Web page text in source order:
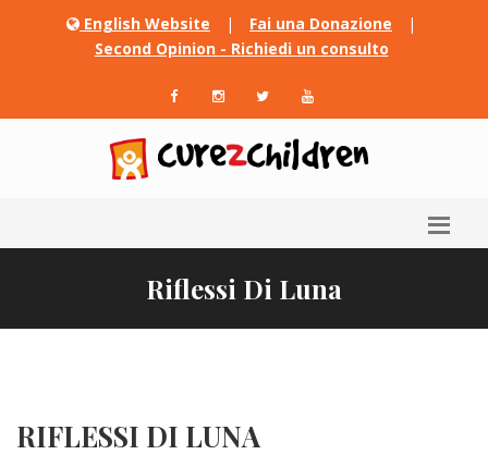
English Website | Fai una Donazione
|
Second Opinion - Richiedi un consulto
Riflessi Di Luna
RIFLESSI DI LUNA